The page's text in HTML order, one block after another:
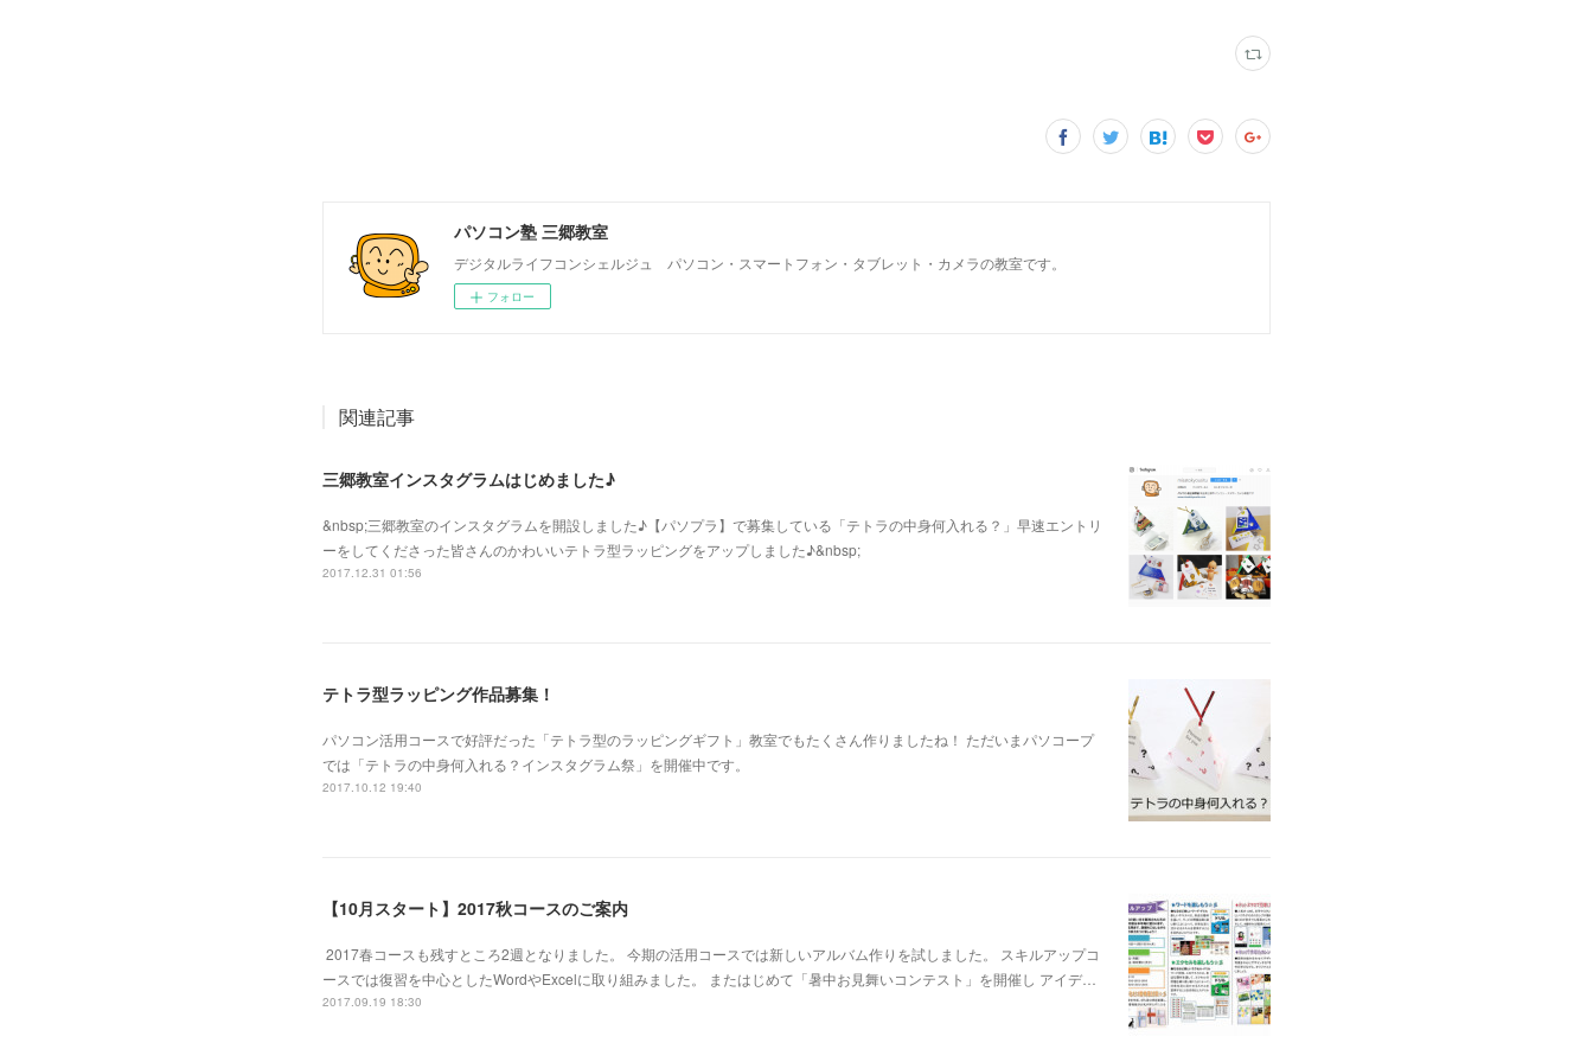
パソコン塾 三郷教室
デジタルライフコンシェルジュ パソコン・スマートフォン・タブレット・カメラの教室です。
フォロー
関連記事
三郷教室インスタグラムはじめました♪
&nbsp;三郷教室のインスタグラムを開設しました♪【パソプラ】で募集している「テトラの中身何入れる？」早速エントリ
ーをしてくださった皆さんのかわいいテトラ型ラッピングをアップしました♪&nbsp;
2017.12.31 01:56
テトラ型ラッピング作品募集！
パソコン活用コースで好評だった「テトラ型のラッピングギフト」教室でもたくさん作りましたね！ ただいまパソコープ
では「テトラの中身何入れる？インスタグラム祭」を開催中です。
2017.10.12 19:40
【10月スタート】2017秋コースのご案内
2017春コースも残すところ2週となりました。 今期の活用コースでは新しいアルバム作りを試しました。 スキルアップコ
ースでは復習を中心としたWordやExcelに取り組みました。 またはじめて「暑中お見舞いコンテスト」を開催し アイデ…
2017.09.19 18:30